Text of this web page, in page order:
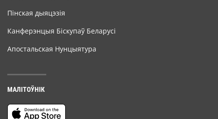
Пінская дыяцэзія
Канферэнцыя Біскупаў Беларусі
Апостальская Нунцыятура
МАЛІТОЎНІК